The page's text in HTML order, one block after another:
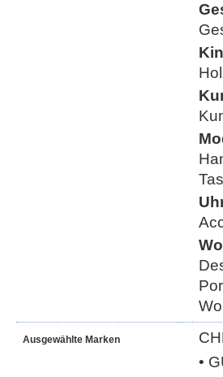
Ausgewählte Marken
•